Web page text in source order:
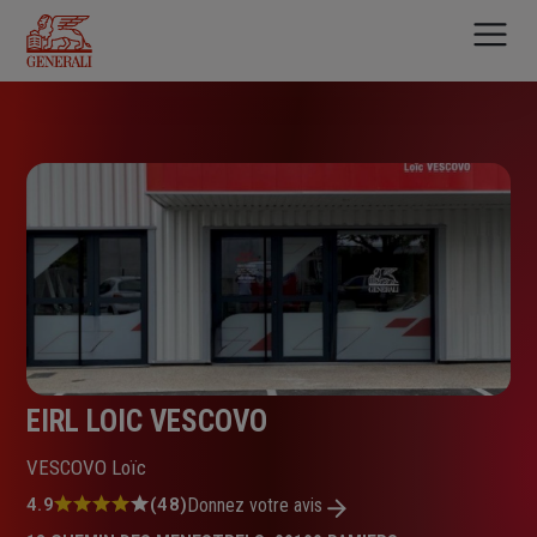
contenu
principal
EIRL LOIC VESCOVO
VESCOVO Loïc
Note
4.9 (48)Donnez votre avis